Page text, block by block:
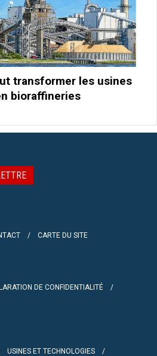
transformer les usines
bioraffineries
CARTE DU SITE
DE CONFIDENTIALITÉ
USINES ET TECHNOLOGIES